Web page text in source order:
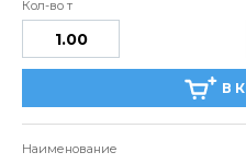
В